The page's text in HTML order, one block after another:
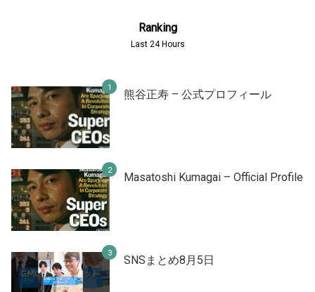
Ranking
Last 24 Hours
熊谷正寿 – 公式プロフィール
Masatoshi Kumagai – Official Profile
SNSまとめ8月5日